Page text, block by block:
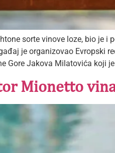
sorte vinove loze, bio je
je organizovao Evropski
Gore Jakova Milatovića koji
Mionetto